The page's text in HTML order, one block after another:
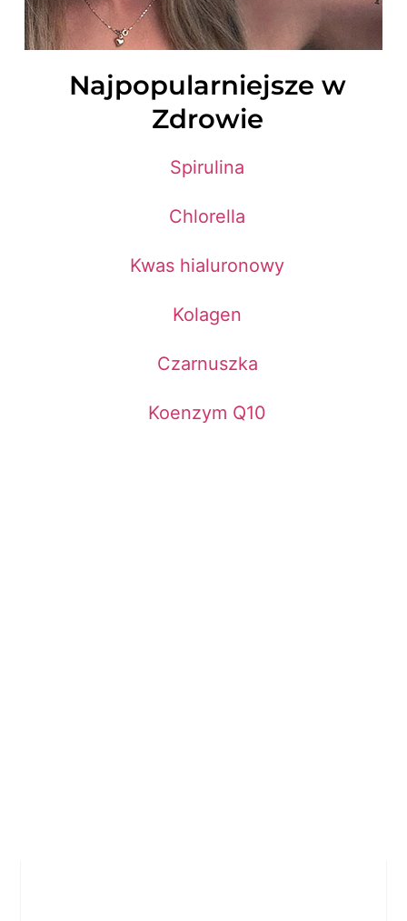
Najpopularniejsze w
Zdrowie
Spirulina
Chlorella
Kwas hialuronowy
Kolagen
Czarnuszka
Koenzym Q10